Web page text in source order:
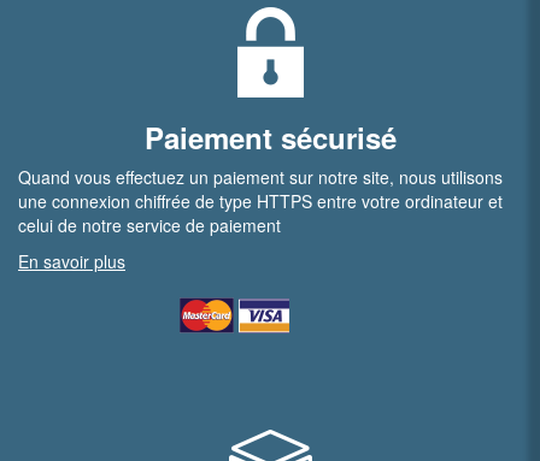
Paiement sécurisé
Quand vous effectuez un paiement sur notre site, nous utilisons
une connexion chiffrée de type HTTPS entre votre ordinateur et
celui de notre service de paiement
En savoir plus